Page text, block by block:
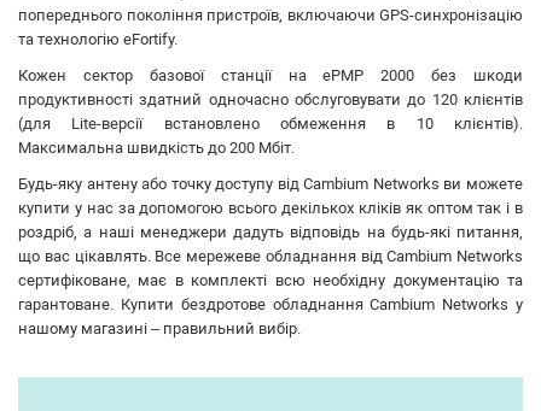
попереднього покоління пристроїв, включаючи GPS-синхронізацію
та технологію eFortify.
Кожен сектор базової станції на ePMP 2000 без шкоди
продуктивності здатний одночасно обслуговувати до 120 клієнтів
(для Lite-версії встановлено обмеження в 10 клієнтів).
Максимальна швидкість до 200 Мбіт.
Будь-яку антену або точку доступу від Cambium Networks ви можете
купити у нас за допомогою всього декількох кліків як оптом так і в
роздріб, а наші менеджери дадуть відповідь на будь-які питання,
що вас цікавлять. Все мережеве обладнання від Cambium Networks
сертифіковане, має в комплекті всю необхідну документацію та
гарантоване. Купити бездротове обладнання Cambium Networks у
нашому магазині – правильний вибір.